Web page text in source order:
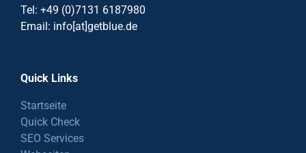
Tel: +49 (0)7131 6187980
Email: info[at]getblue.de
Quick Links
Startseite
Quick Check
SEO Services